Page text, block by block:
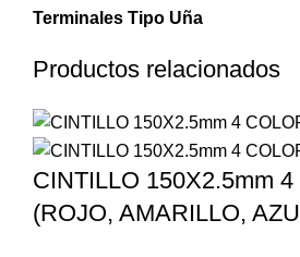
Terminales Tipo Uña
Productos relacionados
CINTILLO 150X2.5mm
(ROJO, AMARILLO,